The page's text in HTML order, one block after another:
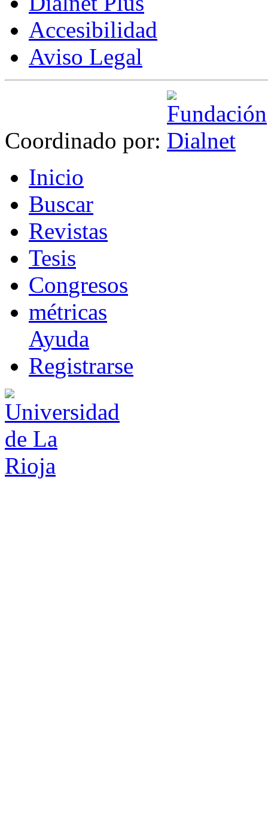
Accesibilidad
Aviso Legal
Coordinado por:
Inicio
Buscar
Revistas
Tesis
Congresos
métricas
Ayuda
Registrarse